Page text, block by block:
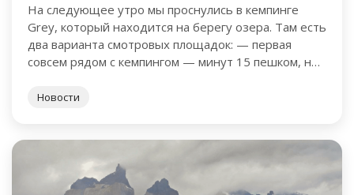
На следующее утро мы проснулись в кемпинге
Grey, который находится на берегу озера. Там есть
два варианта смотровых площадок: — первая
совсем рядом с кемпингом — минут 15 пешком, но
Новости